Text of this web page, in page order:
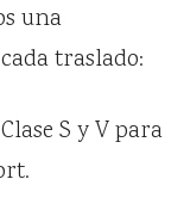
una
traslado:
S y V para